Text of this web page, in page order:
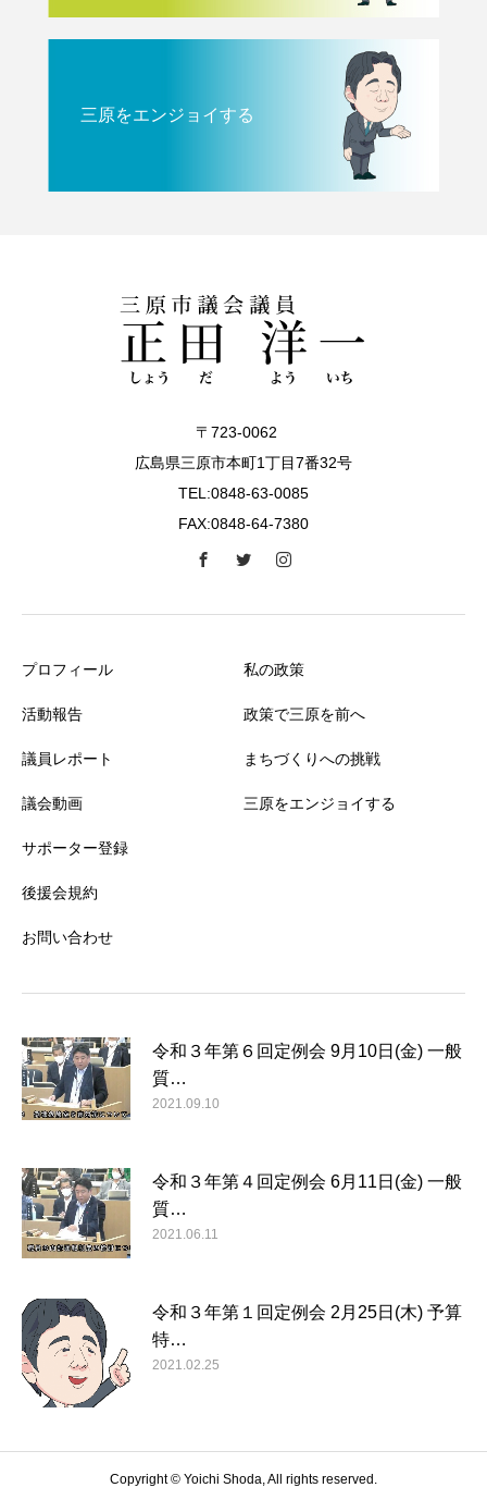
三原をエンジョイする
〒723-0062
広島県三原市本町1丁目7番32号
TEL:0848-63-0085
FAX:0848-64-7380
プロフィール
活動報告
議員レポート
議会動画
サポーター登録
後援会規約
お問い合わせ
私の政策
政策で三原を前へ
まちづくりへの挑戦
三原をエンジョイする
令和３年第６回定例会 9月10日(金) 一般
質…
2021.09.10
令和３年第４回定例会 6月11日(金) 一般
質…
2021.06.11
令和３年第１回定例会 2月25日(木) 予算
特…
2021.02.25
Copyright © Yoichi Shoda, All rights reserved.